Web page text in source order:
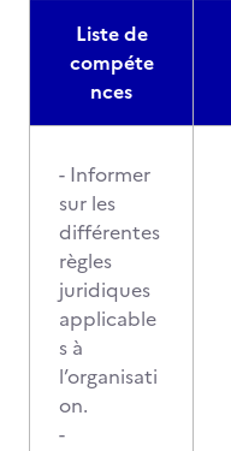
Liste de
compéte
nces
- Informer
sur les
différentes
règles
juridiques
applicable
s à
l’organisati
on.
-